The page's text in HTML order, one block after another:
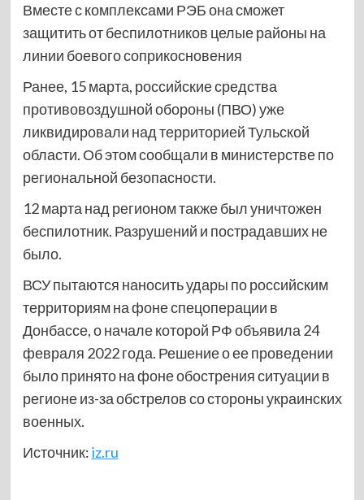
Вместе с комплексами РЭБ она сможет
защитить от беспилотников целые районы на
линии боевого соприкосновения
Ранее, 15 марта, российские средства
противовоздушной обороны (ПВО) уже
ликвидировали над территорией Тульской
области. Об этом сообщали в министерстве по
региональной безопасности.
12 марта над регионом также был уничтожен
беспилотник. Разрушений и пострадавших не
было.
ВСУ пытаются наносить удары по российским
территориям на фоне спецоперации в
Донбассе, о начале которой РФ объявила 24
февраля 2022 года. Решение о ее проведении
было принято на фоне обострения ситуации в
регионе из-за обстрелов со стороны украинских
военных.
Источник:iz.ru